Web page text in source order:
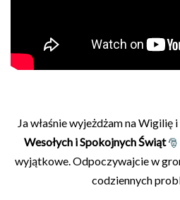
Ja właśnie wyjeżdżam na Wigilię
Wesołych i Spokojnych Świąt🎅
wyjątkowe. Odpoczywajcie w
codziennych